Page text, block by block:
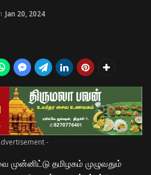
Jan 20, 2024
-
தமிழகம் முழுவதும்